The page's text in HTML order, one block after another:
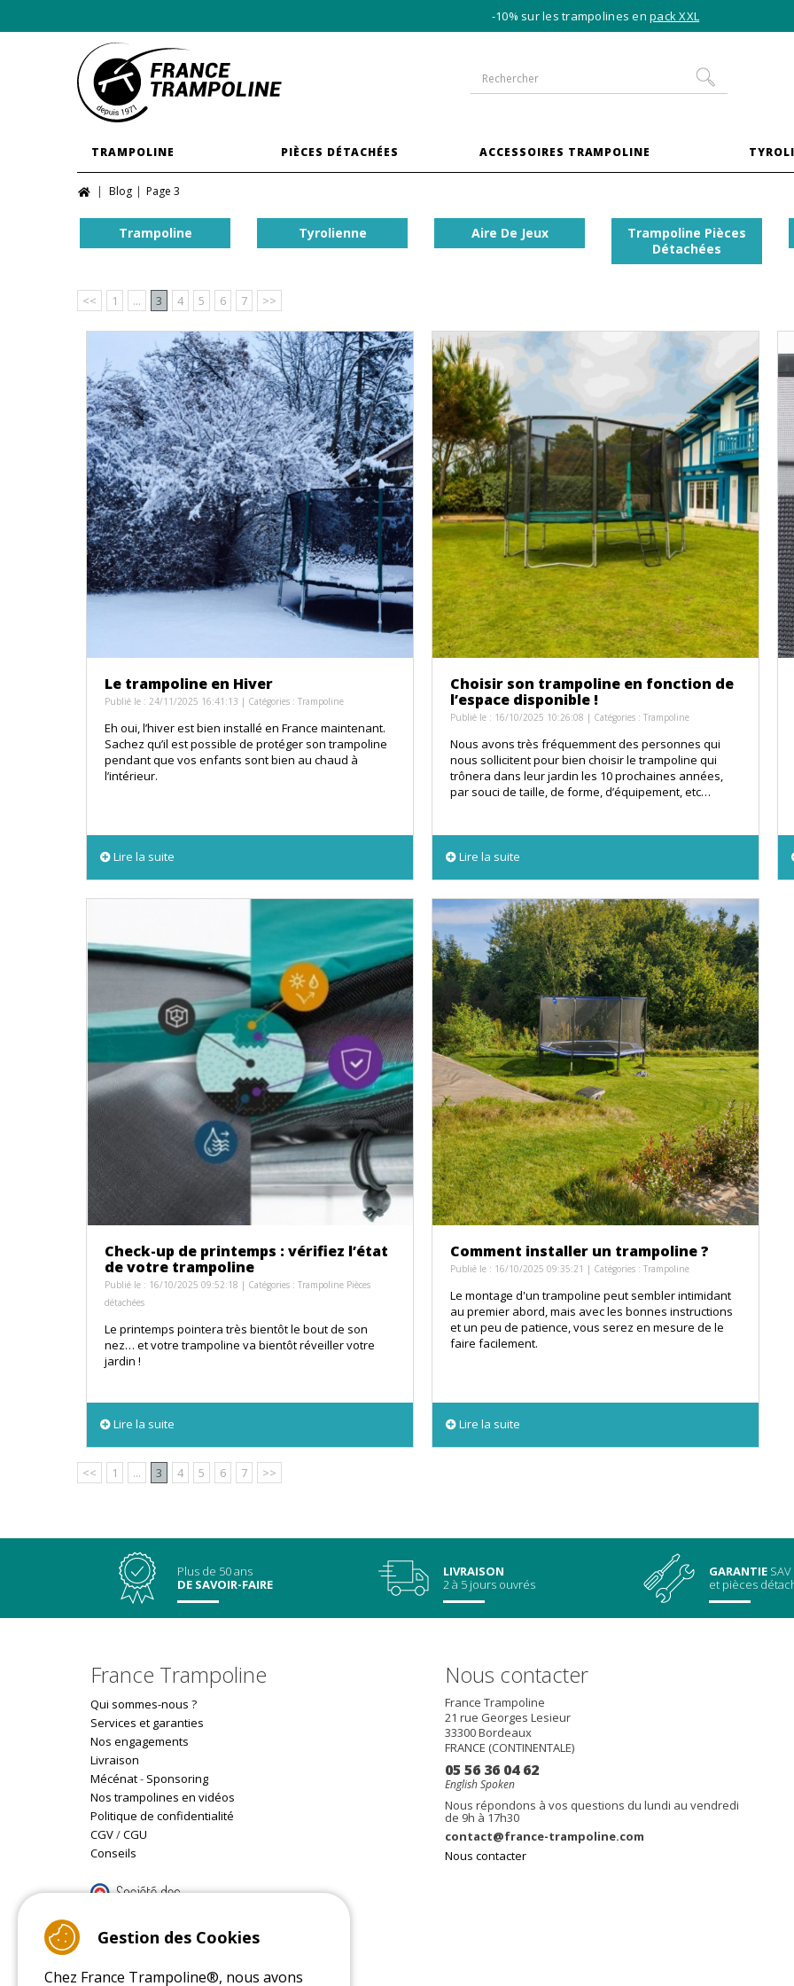
-10% sur les trampolines enpack XXL
TRAMPOLINE PIÈCES DÉTACHÉES ACCESSOIRES TRAMPOLINE
Blog Page 3
Trampoline Tyrolienne Aire De Jeux
Trampoline Pièces
Détachées
<< 1 ... 3 4 5 6 7 >>
Le trampoline en Hiver
Publié le : 24/11/2025 16:41:13 | Catégories : Trampoline
Eh oui, l’hiver est bien installé en France maintenant.
Sachez qu’il est possible de protéger son trampoline
pendant que vos enfants sont bien au chaud à
l’intérieur.
Lire la suite
Choisir son trampoline en fonction de
l’espace disponible !
Publié le : 16/10/2025 10:26:08 | Catégories : Trampoline
Nous avons très fréquemment des personnes qui
nous sollicitent pour bien choisir le trampoline qui
trônera dans leur jardin les 10 prochaines années,
par souci de taille, de forme, d’équipement, etc…
Lire la suite
Check-up de printemps : vérifiez l’état
de votre trampoline
Publié le : 16/10/2025 09:52:18 | Catégories : Trampoline Pièces
détachées
Le printemps pointera très bientôt le bout de son
nez… et votre trampoline va bientôt réveiller votre
jardin !
Lire la suite
Comment installer un trampoline ?
Publié le : 16/10/2025 09:35:21 | Catégories : Trampoline
Le montage d'un trampoline peut sembler intimidant
au premier abord, mais avec les bonnes instructions
et un peu de patience, vous serez en mesure de le
faire facilement.
Lire la suite
<< 1 ... 3 4 5 6 7 >>
Plus de 50 ans
DE SAVOIR-FAIRE
LIVRAISON
2 à 5 jours ouvrés
GARANTIE SAV
et pièces
France Trampoline
Qui sommes-nous ?
Services et garanties
Nos engagements
Livraison
Mécénat- Sponsoring
Nos trampolines en vidéos
Politique de confidentialité
CGV/CGU
Conseils
9.4 /10 (22078 reviews)
Read customer reviews
Nous contacter
France Trampoline
21 rue Georges Lesieur
33300Bordeaux
FRANCE (CONTINENTALE)
05 56 36 04 62
English Spoken
Nous répondons à vos questions du lundi au vendredi
de 9h à 17h30
contact@france-trampoline.com
Nous contacter
Gestion des Cookies
Chez France Trampoline®, nous avons